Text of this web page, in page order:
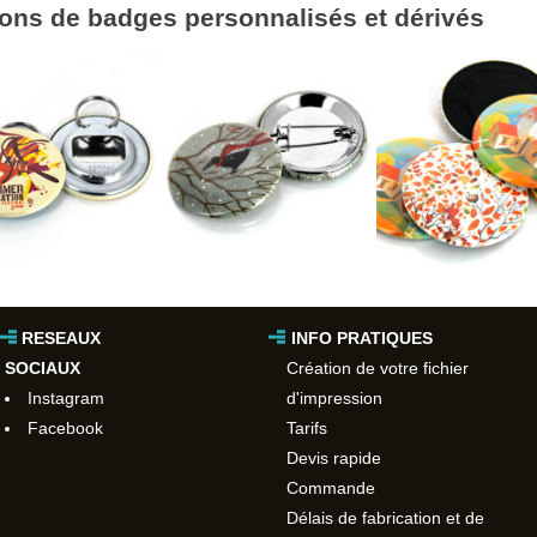
de badges personnalisés et dérivés
RESEAUX
SOCIAUX
Instagram
Facebook
INFO PRATIQUES
Création de votre fichier
d'impression
Tarifs
Devis rapide
Commande
Délais de fabrication et de